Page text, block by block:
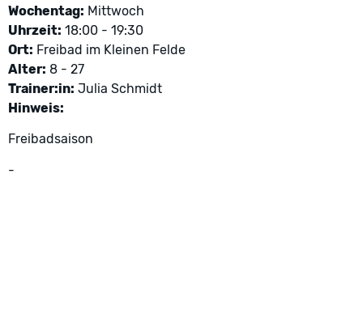
Wochentag: Mittwoch
Uhrzeit: 18:00 - 19:30
Ort: Freibad im Kleinen Felde
Alter: 8 - 27
Trainer:in: Julia Schmidt
Hinweis:
Freibadsaison
-